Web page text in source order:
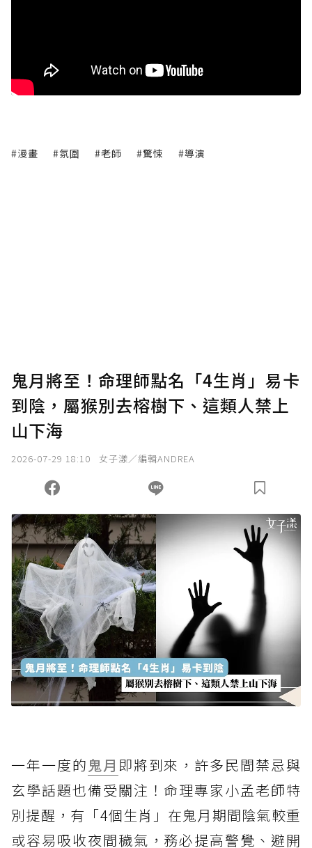
#漫畫 #氛圍 #老師 #驚悚 #導演
鬼月將至！命理師點名「4生肖」易卡
到陰，屬猴別去榕樹下、這類人禁上
山下海
2026-07-29 18:10 女子漾／編輯ANDREA
一年一度的 鬼月 即將到來，許多民間禁忌與
玄學話題也備受關注！命理專家小孟老師特
別提醒，有「4個生肖」在鬼月期間陰氣較重
或容易吸收夜間穢氣，務必提高警覺、避開